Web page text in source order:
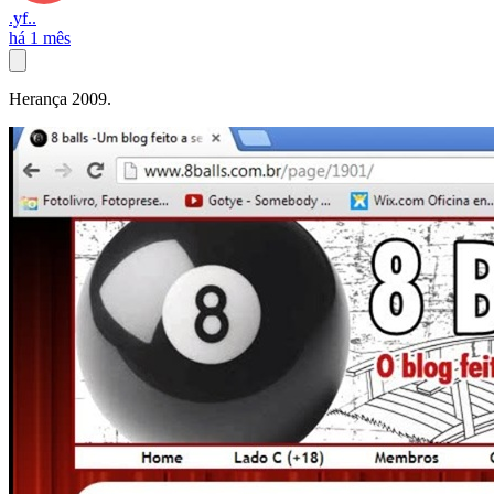
.yf..
há 1 mês
Herança 2009.